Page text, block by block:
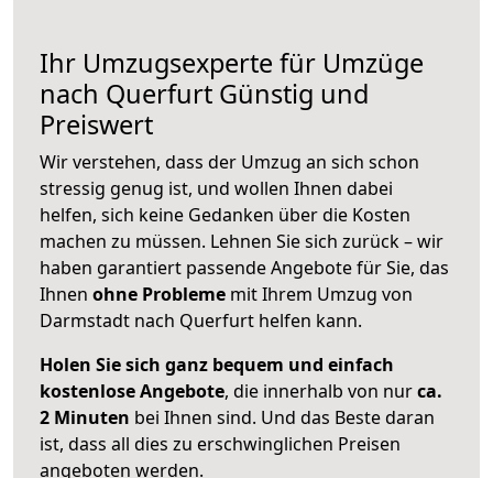
Ihr Umzugsexperte für Umzüge
nach Querfurt Günstig und
Preiswert
Wir verstehen, dass der Umzug an sich schon
stressig genug ist, und wollen Ihnen dabei
helfen, sich keine Gedanken über die Kosten
machen zu müssen. Lehnen Sie sich zurück – wir
haben garantiert passende Angebote für Sie, das
Ihnen ohne Probleme mit Ihrem Umzug von
Darmstadt nach Querfurt helfen kann.
Holen Sie sich ganz bequem und einfach
kostenlose Angebote, die innerhalb von nurca.
2 Minuten bei Ihnen sind. Und das Beste daran
ist, dass all dies zu erschwinglichen Preisen
angeboten werden.